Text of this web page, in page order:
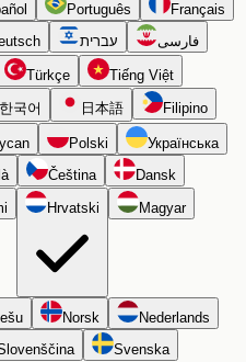
Português
Français
עברית فارسی
Türkçe
Tiếng Việt
한국어 日本語 Filipino
Polski
Українська
Čeština
Dansk
Hrvatski Magyar
Norsk
Nederlands
Svenska